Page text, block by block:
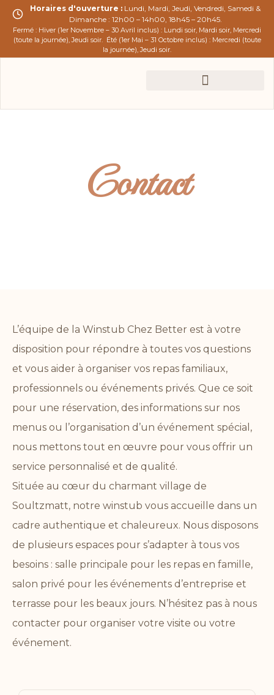
Horaires d'ouverture : Lundi, Mardi, Jeudi, Vendredi, Samedi &
Dimanche : 12h00 – 14h00, 18h45 – 20h45.
Fermé : Hiver (1er Novembre – 30 Avril inclus) : Lundi soir, Mardi soir, Mercredi
(toute la journée), Jeudi soir. Été (1er Mai – 31 Octobre inclus) : Mercredi (toute
la journée), Jeudi soir.
Contact
L’équipe de la Winstub Chez Better est à votre
disposition pour répondre à toutes vos questions
et vous aider à organiser vos repas familiaux,
professionnels ou événements privés. Que ce soit
pour une réservation, des informations sur nos
menus ou l’organisation d’un événement spécial,
nous mettons tout en œuvre pour vous offrir un
service personnalisé et de qualité.
Située au cœur du charmant village de
Soultzmatt, notre winstub vous accueille dans un
cadre authentique et chaleureux. Nous disposons
de plusieurs espaces pour s’adapter à tous vos
besoins : salle principale pour les repas en famille,
salon privé pour les événements d’entreprise et
terrasse pour les beaux jours. N’hésitez pas à nous
contacter pour organiser votre visite ou votre
événement.